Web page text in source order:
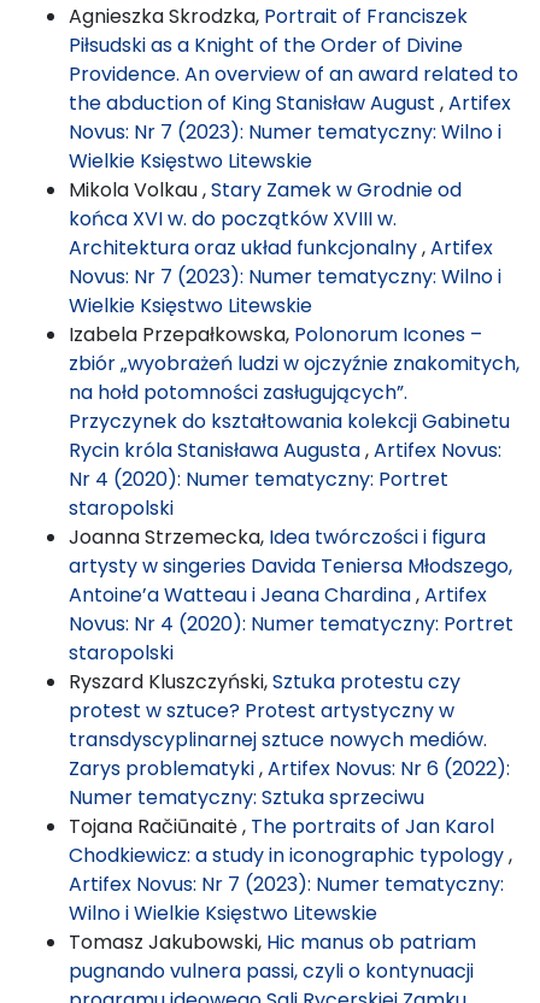
Agnieszka Skrodzka, Portrait of Franciszek
Piłsudski as a Knight of the Order of Divine
Providence. An overview of an award related to
the abduction of King Stanisław August ,Artifex
Novus: Nr 7 (2023): Numer tematyczny: Wilno i
Wielkie Księstwo Litewskie
Mikola Volkau ,Stary Zamek w Grodnie od
końca XVI w. do początków XVIII w.
Architektura oraz układ funkcjonalny,Artifex
Novus: Nr 7 (2023): Numer tematyczny: Wilno i
Wielkie Księstwo Litewskie
Izabela Przepałkowska, Polonorum Icones –
zbiór „wyobrażeń ludzi w ojczyźnie znakomitych,
na hołd potomności zasługujących”.
Przyczynek do kształtowania kolekcji Gabinetu
Rycin króla Stanisława Augusta,Artifex Novus:
Nr 4 (2020): Numer tematyczny: Portret
staropolski
Joanna Strzemecka, Idea twórczości i figura
artysty w singeries Davida Teniersa Młodszego,
Antoine’a Watteau i Jeana Chardina,Artifex
Novus: Nr 4 (2020): Numer tematyczny: Portret
staropolski
Ryszard Kluszczyński,Sztuka protestu czy
protest w sztuce? Protest artystyczny w
transdyscyplinarnej sztuce nowych mediów.
Zarys problematyki,Artifex Novus: Nr 6 (2022):
Numer tematyczny: Sztuka sprzeciwu
Tojana Račiūnaitė , The portraits of Jan Karol
Chodkiewicz: a study in iconographic typology,
Artifex Novus: Nr 7 (2023): Numer tematyczny:
Wilno i Wielkie Księstwo Litewskie
Tomasz Jakubowski, Hic manus ob patriam
pugnando vulnera passi, czyli o kontynuacji